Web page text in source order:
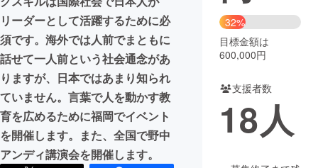
CAMPFIRE for Social Good
CAMPFIRE Creation
CAMPFIREふるさと納税machi-ya コミュニティ
リーダーとして活躍するために必
須です。海外では人前でまともに
話せて一人前という社会通念があ
りますが、日本ではあまり知られ
ていません。言葉で人を動かす教
育を広めるために福岡でイベント
を開催します。また、全国で野中
アンディ講演会を開催します。
32%
目標金額は
600,000円
支援者数
18人